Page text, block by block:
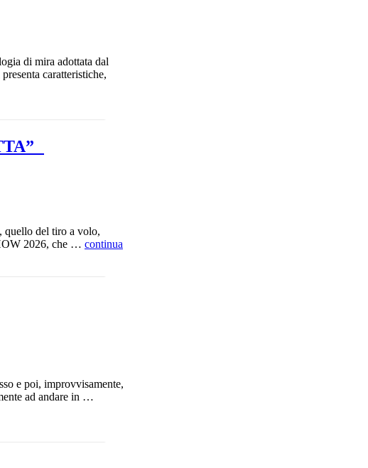
di mira adottata dal
caratteristiche,
quello del tiro a volo,
2026, che … continua
e poi, improvvisamente,
ad andare in …